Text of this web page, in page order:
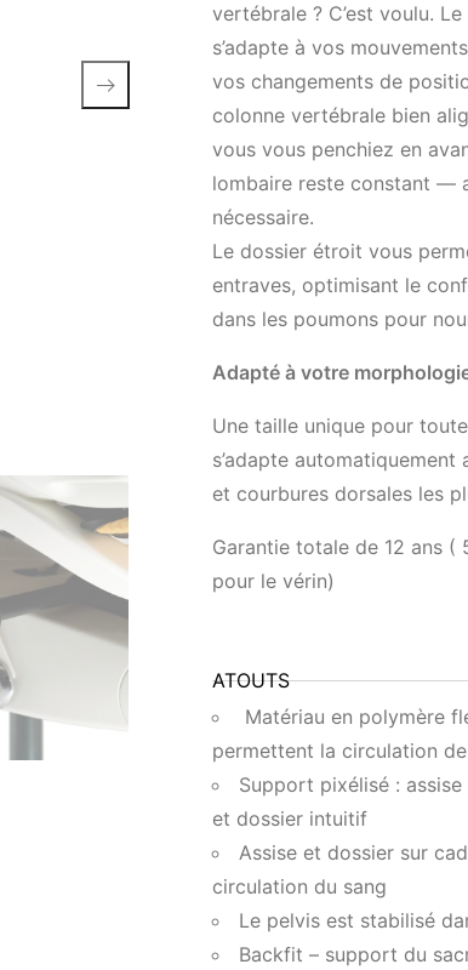
vertébrale ? C’est voulu.
s’adapte à vos
vos changements de
colonne vertébrale bien
vous vous penchiez en
lombaire reste constant —
nécessaire.
Le dossier étroit vous
entraves, optimisant le
dans les poumons pour
Adapté à votre
Une taille unique pour
s’adapte
et courbures dorsales les
Garantie totale de 12 ans (
pour le vérin)
ATOUTS
Matériau en polymère
permettent la circulation de
Support pixélisé :
et dossier intuitif
Assise et dossier sur
circulation du sang
Le pelvis est stabilisé
Backfit – support du